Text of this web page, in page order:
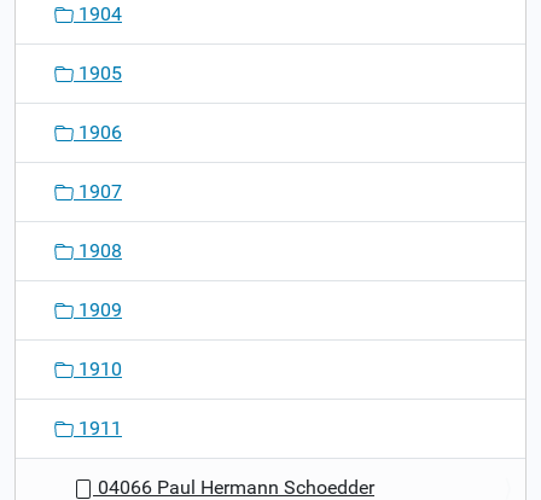
1904
1905
1906
1907
1908
1909
1910
1911
04066 Paul Hermann Schoedder